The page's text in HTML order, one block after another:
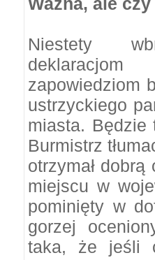
Niestety
zapowiedziom
ustrzyckiego
miasta. Będzie
Burmistrz
otrzymał
miejscu w
pominięty w
gorzej
taka, że jeśli